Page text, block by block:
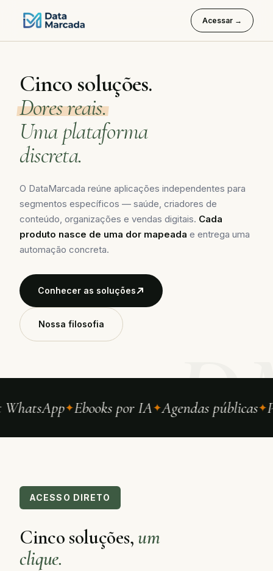
Acessar →
Cinco soluções.
Dores reais.
Uma plataforma
discreta.
O DataMarcada reúne aplicações independentes para
segmentos específicos — saúde, criadores de
conteúdo, organizações e vendas digitais. Cada
produto nasce de uma dor mapeada e entrega uma
automação concreta.
Conhecer as soluções
Nossa filosofia
Ebooks por IA Agendas públicas
ACESSO DIRETO
Cinco soluções, um
clique.